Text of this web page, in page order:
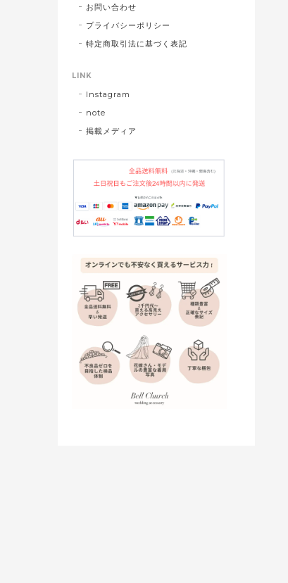
お問い合わせ
プライバシーポリシー
特定商取引法に基づく表記
LINK
Instagram
note
掲載メディア